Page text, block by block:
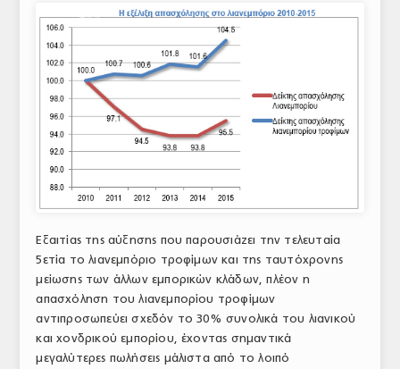
Εξαιτίας της αύξησης που παρουσιάζει την τελευταία
5ετία το λιανεμπόριο τροφίμων και της ταυτόχρονης
μείωσης των άλλων εμπορικών κλάδων, πλέον η
απασχόληση του λιανεμπορίου τροφίμων
αντιπροσωπεύει σχεδόν το 30% συνολικά του λιανικού
και χονδρικού εμπορίου, έχοντας σημαντικά
μεγαλύτερες πωλήσεις μάλιστα από το λοιπό